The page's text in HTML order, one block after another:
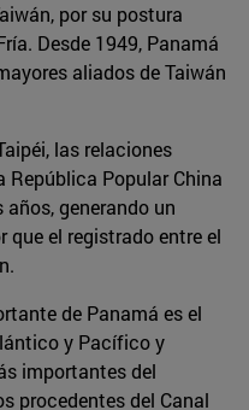
por su postura
Desde 1949, Panamá
aliados de Taiwán
las relaciones
República Popular China
generando un
el registrado entre el
de Panamá es el
y Pacífico y
importantes del
procedentes del Canal